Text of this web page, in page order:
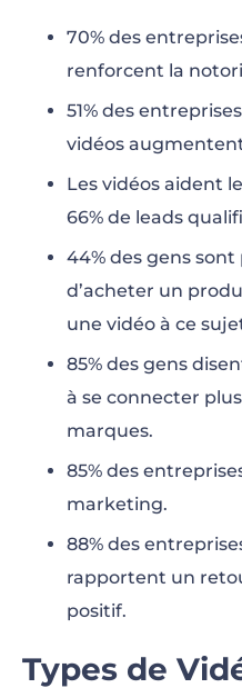
70% des
renforcent la
51% des
vidéos
Les vidéos aident
66% de leads
44% des gens
d’acheter un
une vidéo à ce
85% des gens
à se connecter
marques.
85% des
marketing.
88% des
rapportent un
positif.
Types de